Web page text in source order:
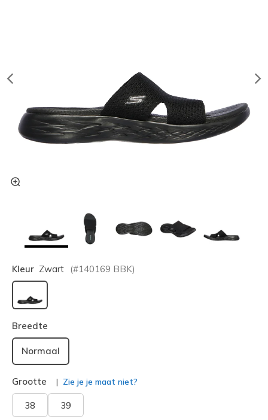
Kleur Zwart (#140169 BBK)
geselecteerd
Breedte
Normaal
Grootte Zie je je maat niet?
38 39